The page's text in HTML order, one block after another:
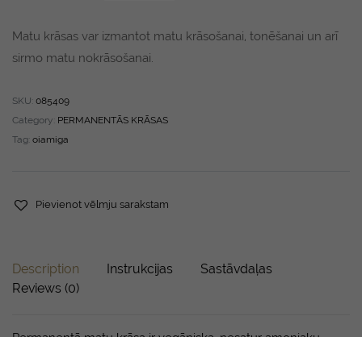
Matu krāsas var izmantot matu krāsošanai, tonēšanai un arī
sirmo matu nokrāsošanai.
SKU: 085409
Category: PERMANENTĀS KRĀSAS
Tag: oiamiga
Pievienot vēlmju sarakstam
Description Instrukcijas
Sastāvdaļas
Reviews (0)